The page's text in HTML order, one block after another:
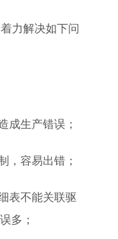
力解决如下问
成生产错误；
，容易出错；
表不能关联驱
多；